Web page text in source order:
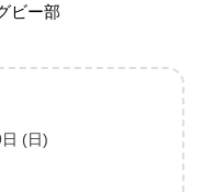
ビー部
(日)